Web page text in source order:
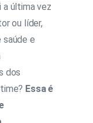
a última vez
ou líder,
saúde e
dos
Essa é